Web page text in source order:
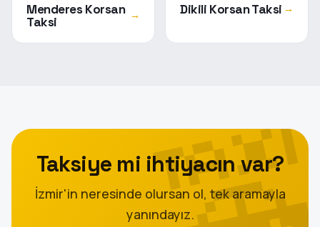
Menderes Korsan
Taksi
→ Dikili Korsan Taksi →
Taksiye mi ihtiyacın var?
İzmir'in neresinde olursan ol, tek aramayla
yanındayız.